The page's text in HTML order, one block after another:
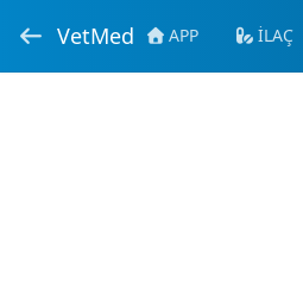
VetMed APP İLAÇ